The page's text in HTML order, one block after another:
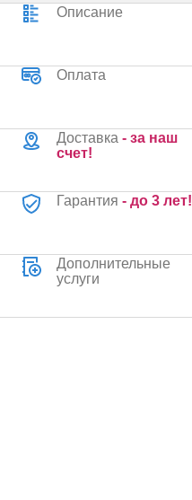
Описание
Оплата
Доставка - за наш
счет!
Гарантия - до 3 лет!
Дополнительные
услуги